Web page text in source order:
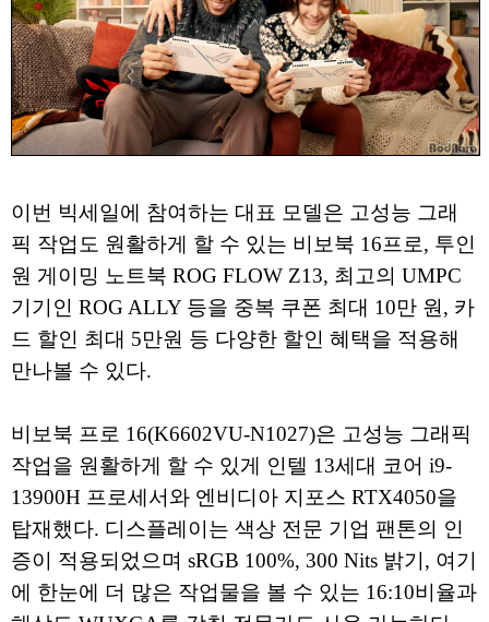
이번 빅세일에 참여하는 대표 모델은 고성능 그래
픽 작업도 원활하게 할 수 있는 비보북 16프로, 투인
원 게이밍 노트북 ROG FLOW Z13, 최고의 UMPC
기기인 ROG ALLY 등을 중복 쿠폰 최대 10만 원, 카
드 할인 최대 5만원 등 다양한 할인 혜택을 적용해
만나볼 수 있다.
비보북 프로 16(K6602VU-N1027)은 고성능 그래픽
작업을 원활하게 할 수 있게 인텔 13세대 코어 i9-
13900H 프로세서와 엔비디아 지포스 RTX4050을
탑재했다. 디스플레이는 색상 전문 기업 팬톤의 인
증이 적용되었으며 sRGB 100%, 300 Nits 밝기, 여기
에 한눈에 더 많은 작업물을 볼 수 있는 16:10비율과